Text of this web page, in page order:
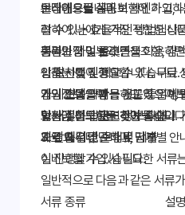
안내해드립니다.
보장내용을 꼼꼼히 확인하고,
려하여 나에게 가장 적합한 상품
중복보장 여부와 면책조항, 감
인하는 것이 중요합니다. 무료 상담 서비스를 이용하여 전문
가의 도움을 받는 것도 좋은 방법입니다. 지
맞는 실비보험을 찾아보세요!
온라인으로 실비보험에 가입
할 수 있는 효율적인 방법입니다. '실비보험다이렉트'를
온라인 가입 플랫폼을 이용하면, 방문 상담 없이 편리하
입 절차를 진행할 수 있습니다. 대부분의 보험사는 온라인 가
입 시스템을 제공하고 있으며, 필요한 정보를 입력하고, 필요
한 서류를 업로드하면 됩니다. 가입 과정은 일반적으로 다음
과 같습니다.
회원가입 및 로그인
상품 선택 및 비교
개인정보 입력
보험금 청구 관련 정보 확인
계약 체결 및 보험료 납부
가입 전에 약관을 꼼꼼히 읽어
험사에 문의하는 것이 좋습니다. 온라인 가입 과정은 일
으로 매우 간단하며, 단계별 안내가 잘 되어 있어 어려움 없
이 진행할 수 있습니다.
3. 필요 서류 준비 및 제출
실비보험 가입 시 필요한 서류
일반적으로 다음과 같은 서류
서류 종류
설명